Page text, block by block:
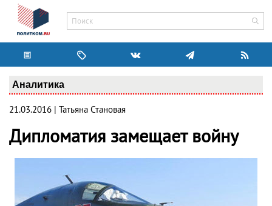
Аналитика
21.03.2016 | Татьяна Становая
Дипломатия замещает войну